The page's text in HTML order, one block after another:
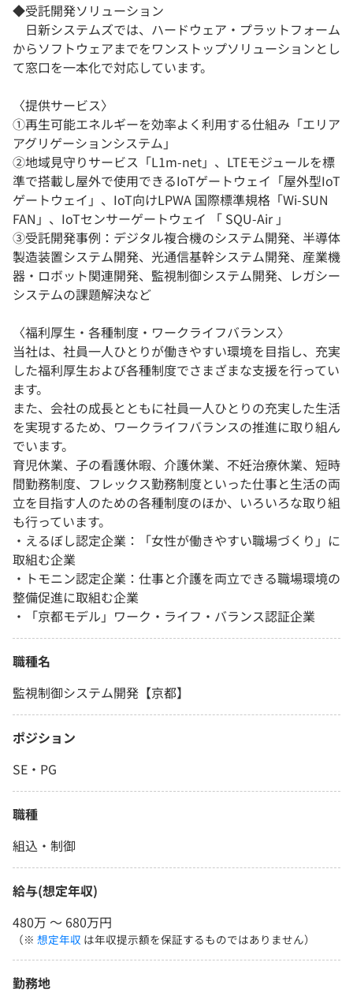
◆受託開発ソリューション
日新システムズでは、ハードウェア・プラットフォーム
からソフトウェアまでをワンストップソリューションとし
て窓口を一本化で対応しています。
〈提供サービス〉
①再生可能エネルギーを効率よく利用する仕組み「エリア
アグリゲーションシステム」
②地域見守りサービス「L1m-net」、LTEモジュールを標
準で搭載し屋外で使用できるIoTゲートウェイ「屋外型IoT
ゲートウェイ」、IoT向けLPWA 国際標準規格「Wi-SUN
FAN」、IoTセンサーゲートウェイ 「 SQU-Air 」
③受託開発事例：デジタル複合機のシステム開発、半導体
製造装置システム開発、光通信基幹システム開発、産業機
器・ロボット関連開発、監視制御システム開発、レガシー
システムの課題解決など
〈福利厚生・各種制度・ワークライフバランス〉
当社は、社員一人ひとりが働きやすい環境を目指し、充実
した福利厚生および各種制度でさまざまな支援を行ってい
ます。
また、会社の成長とともに社員一人ひとりの充実した生活
を実現するため、ワークライフバランスの推進に取り組ん
でいます。
育児休業、子の看護休暇、介護休業、不妊治療休業、短時
間勤務制度、フレックス勤務制度といった仕事と生活の両
立を目指す人のための各種制度のほか、いろいろな取り組
も行っています。
・えるぼし認定企業：「女性が働きやすい職場づくり」に
取組む企業
・トモニン認定企業：仕事と介護を両立できる職場環境の
整備促進に取組む企業
・「京都モデル」ワーク・ライフ・バランス認証企業
職種名
監視制御システム開発【京都】
ポジション
SE・PG
職種
組込・制御
給与(想定年収)
480万 〜 680万円
（※ 想定年収 は年収提示額を保証するものではありません）
勤務地